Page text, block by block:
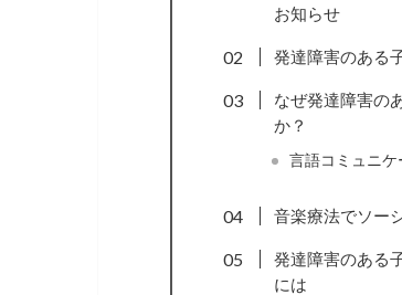
お知らせ
発達障害のある
なぜ発達障害の
か？
言語コミュニ
音楽療法でソー
発達障害のある
には